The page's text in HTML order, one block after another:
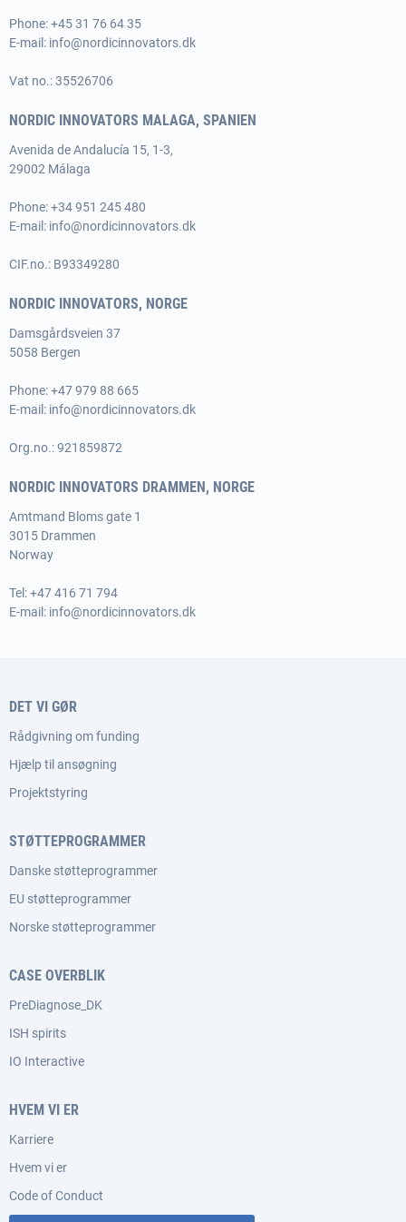
Phone:+45 31 76 64 35
E-mail: info@nordicinnovators.dk
Vat no.: 35526706
NORDIC INNOVATORS MALAGA, SPANIEN
Avenida de Andalucía 15, 1-3,
29002 Málaga
Phone:+34 951 245 480
E-mail: info@nordicinnovators.dk
CIF.no.: B93349280
NORDIC INNOVATORS, NORGE
Damsgårdsveien 37
5058 Bergen
Phone:+47 979 88 665
E-mail: info@nordicinnovators.dk
Org.no.: 921859872
NORDIC INNOVATORS DRAMMEN, NORGE
Amtmand Bloms gate 1
3015 Drammen
Norway
Tel:+47 416 71 794
E-mail: info@nordicinnovators.dk
DET VI GØR
Rådgivning om funding
Hjælp til ansøgning
Projektstyring
STØTTEPROGRAMMER
Danske støtteprogrammer
EU støtteprogrammer
Norske støtteprogrammer
CASE OVERBLIK
PreDiagnose_DK
ISH spirits
IO Interactive
HVEM VI ER
Karriere
Hvem vi er
Code of Conduct